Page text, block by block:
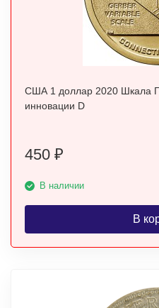
США 1 доллар 2020 Шкала
инновации D
450 ₽
В наличии
В